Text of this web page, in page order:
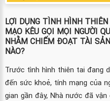
LỢI DỤNG TÌNH HÌNH
MẠO KÊU GỌI MỌI NGƯỜI
NHẰM CHIẾM ĐOẠT TÀI
NÀO?
Trước tình hình thiên tai đang
đến sức khoẻ, tính mạng của
gian gần đây, Nhà nước đã